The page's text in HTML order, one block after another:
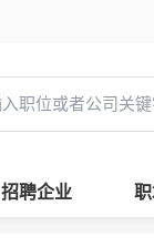
招聘企业